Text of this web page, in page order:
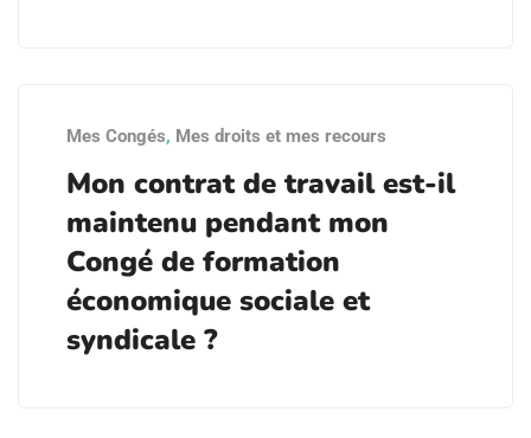
Mes Congés, Mes droits et mes recours
Mon contrat de travail est-il
maintenu pendant mon
Congé de formation
économique sociale et
syndicale ?